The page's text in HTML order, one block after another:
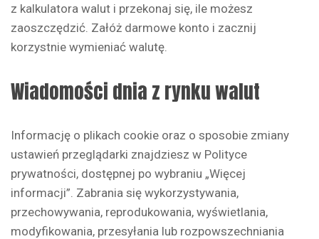
z kalkulatora walut i przekonaj się, ile możesz
zaoszczędzić. Załóż darmowe konto i zacznij
korzystnie wymieniać walutę.
Wiadomości dnia z rynku walut
Informację o plikach cookie oraz o sposobie zmiany
ustawień przeglądarki znajdziesz w Polityce
prywatności, dostępnej po wybraniu „Więcej
informacji”. Zabrania się wykorzystywania,
przechowywania, reprodukowania, wyświetlania,
modyfikowania, przesyłania lub rozpowszechniania